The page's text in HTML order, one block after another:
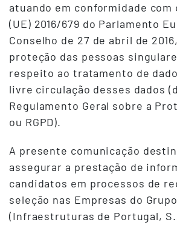
atuando em conformidade com
(UE) 2016/679 do Parlamento
Conselho de 27 de abril de
proteção das pessoas
respeito ao tratamento de
livre circulação desses dados
Regulamento Geral sobre a
ou RGPD).
A presente comunicação
assegurar a prestação de
candidatos em processos de
seleção nas Empresas do
(Infraestruturas de Portugal,